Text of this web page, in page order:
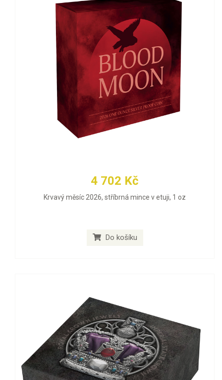
4 702 Kč
Krvavý měsíc 2026, stříbrná mince v etuji, 1 oz
Do košíku